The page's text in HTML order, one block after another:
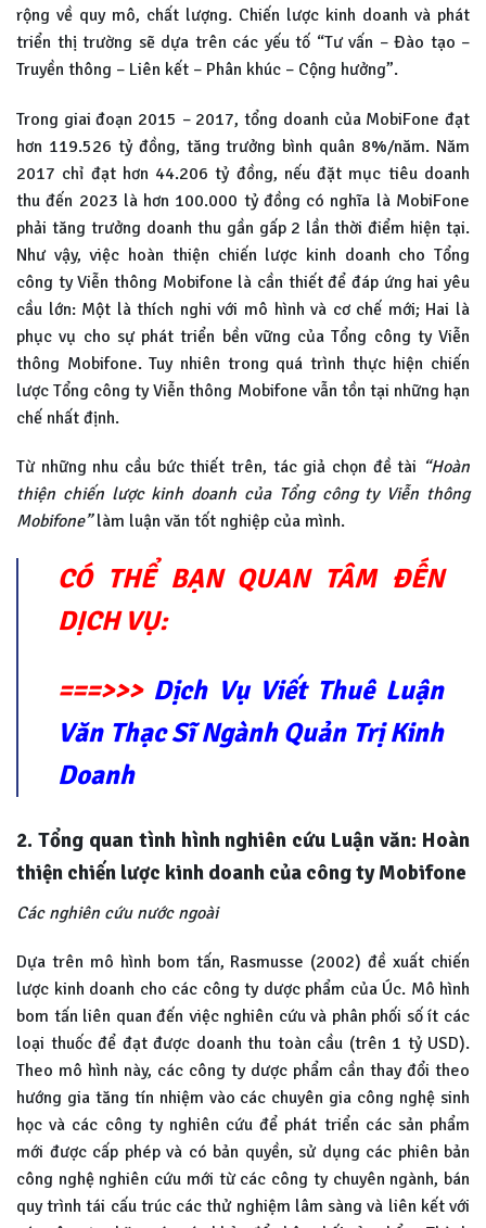
rộng về quy mô, chất lượng. Chiến lược kinh doanh và phát
triển thị trường sẽ dựa trên các yếu tố “Tư vấn – Đào tạo –
Truyền thông – Liên kết – Phân khúc – Cộng hưởng”.
Trong giai đoạn 2015 – 2017, tổng doanh của MobiFone đạt
hơn 119.526 tỷ đồng, tăng trưởng bình quân 8%/năm. Năm
2017 chỉ đạt hơn 44.206 tỷ đồng, nếu đặt mục tiêu doanh
thu đến 2023 là hơn 100.000 tỷ đồng có nghĩa là MobiFone
phải tăng trưởng doanh thu gần gấp 2 lần thời điểm hiện tại.
Như vậy, việc hoàn thiện chiến lược kinh doanh cho Tổng
công ty Viễn thông Mobifone là cần thiết để đáp ứng hai yêu
cầu lớn: Một là thích nghi với mô hình và cơ chế mới; Hai là
phục vụ cho sự phát triển bền vững của Tổng công ty Viễn
thông Mobifone. Tuy nhiên trong quá trình thực hiện chiến
lược Tổng công ty Viễn thông Mobifone vẫn tồn tại những hạn
chế nhất định.
Từ những nhu cầu bức thiết trên, tác giả chọn đề tài “Hoàn
thiện chiến lược kinh doanh của Tổng công ty Viễn thông
Mobifone”làm luận văn tốt nghiệp của mình.
CÓ THỂ BẠN QUAN TÂM ĐẾN
DỊCH VỤ:
===>>>Dịch Vụ Viết Thuê Luận
Văn Thạc Sĩ Ngành Quản Trị Kinh
Doanh
2. Tổng quan tình hình nghiên cứu Luận văn: Hoàn
thiện chiến lược kinh doanh của công ty Mobifone
Các nghiên cứu nước ngoài
Dựa trên mô hình bom tấn, Rasmusse (2002) đề xuất chiến
lược kinh doanh cho các công ty dược phẩm của Úc. Mô hình
bom tấn liên quan đến việc nghiên cứu và phân phối số ít các
loại thuốc để đạt được doanh thu toàn cầu (trên 1 tỷ USD).
Theo mô hình này, các công ty dược phẩm cần thay đổi theo
hướng gia tăng tín nhiệm vào các chuyên gia công nghệ sinh
học và các công ty nghiên cứu để phát triển các sản phẩm
mới được cấp phép và có bản quyền, sử dụng các phiên bản
công nghệ nghiên cứu mới từ các công ty chuyên ngành, bán
quy trình tái cấu trúc các thử nghiệm lâm sàng và liên kết với